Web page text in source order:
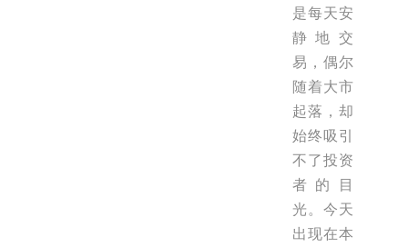
是每天安
静地交
易，偶尔
随着大市
起落，却
始终吸引
不了投资
者的目
光。今天
出现在本